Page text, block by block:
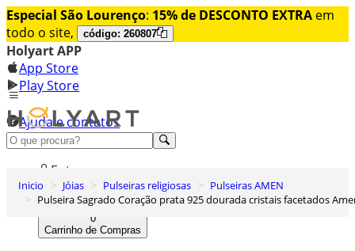
Especial São Lourenço: 15% de DESCONTO EXTRA em
todo o site,
código: 260807
Holyart APP
App Store
Play Store
Ajuda e contatos
Conheça premium
Entrar
Lista de Desejos
0
Carrinho de Compras
Inicio Jóias Pulseiras religiosas
Pulseiras AMEN
Pulseira Sagrado Coração prata 925 dourada cristais facetados